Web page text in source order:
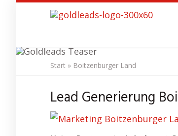
content
SEO
Start » Boitzenburger Land
Lead Generierung